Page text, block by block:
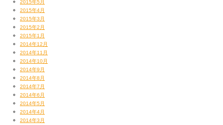
2015年5月
2015年4月
2015年3月
2015年2月
2015年1月
2014年12月
2014年11月
2014年10月
2014年9月
2014年8月
2014年7月
2014年6月
2014年5月
2014年4月
2014年3月